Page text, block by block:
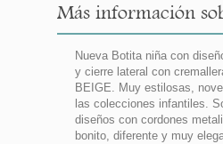
Más información
Nueva Botita niña con
y cierre lateral con
BEIGE. Muy estilosas,
las colecciones infantiles.
diseños con cordones
bonito, diferente y muy